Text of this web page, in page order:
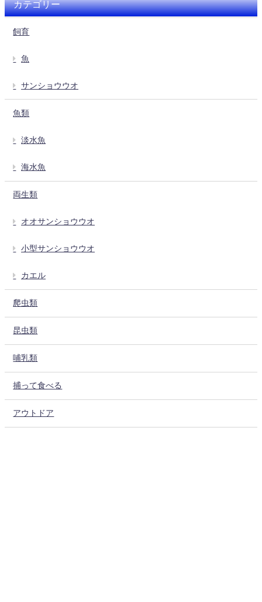
カテゴリー
飼育
魚
サンショウウオ
魚類
淡水魚
海水魚
両生類
オオサンショウウオ
小型サンショウウオ
カエル
爬虫類
昆虫類
哺乳類
捕って食べる
アウトドア